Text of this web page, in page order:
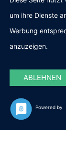
um ihre Dienste
Werbung
anzuzeigen.
ABLEHNEN
Powered by